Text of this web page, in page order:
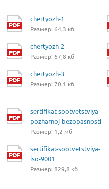
chertyozh-1
Размер: 64,3 кб
chertyozh-2
Размер: 67,8 кб
chertyozh-3
Размер: 70,1 кб
sertifikat-sootvetstviya-
pozharnoj-bezopasnosti
Размер: 1,2 мб
sertifikat-sootvetstviya-
iso-9001
Размер: 829,8 кб